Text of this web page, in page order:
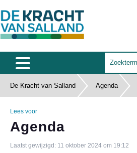
Home
De Kracht van Salland Agenda
Lees voor
Agenda
Laatst gewijzigd: 11 oktober 2024 om 19:12